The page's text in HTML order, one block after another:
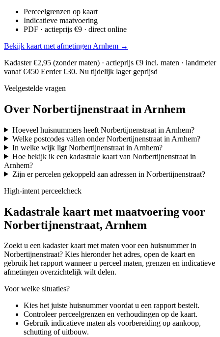
Perceelgrenzen op kaart
Indicatieve maatvoering
PDF · actieprijs €9 · direct online
Bekijk kaart met afmetingen Arnhem →
Kadaster €2,95 (zonder maten) · actieprijs €9 incl. maten · landmeter
vanaf €450 Eerder €30. Nu tijdelijk lager geprijsd
Veelgestelde vragen
Over Norbertijnenstraat in Arnhem
Hoeveel huisnummers heeft Norbertijnenstraat in Arnhem?
Welke postcodes vallen onder Norbertijnenstraat in Arnhem?
In welke wijk ligt Norbertijnenstraat in Arnhem?
Hoe bekijk ik een kadastrale kaart van Norbertijnenstraat in
Arnhem?
Zijn er percelen gekoppeld aan adressen in Norbertijnenstraat?
High-intent perceelcheck
Kadastrale kaart met maatvoering voor
Norbertijnenstraat, Arnhem
Zoekt u een kadaster kaart met maten voor een huisnummer in
Norbertijnenstraat? Kies hieronder het adres, open de kaart en
gebruik het rapport wanneer u perceel maten, grenzen en indicatieve
afmetingen overzichtelijk wilt delen.
Voor welke situaties?
Kies het juiste huisnummer voordat u een rapport bestelt.
Controleer perceelgrenzen en verhoudingen op de kaart.
Gebruik indicatieve maten als voorbereiding op aankoop,
schutting of uitbouw.